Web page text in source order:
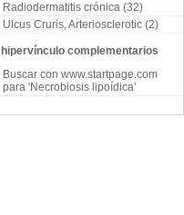
Radiodermatitis crónica (32)
Ulcus Cruris, Arteriosclerotic (2)
hipervínculo complementarios
Buscar con www.startpage.com
para 'Necrobiosis lipoídica'